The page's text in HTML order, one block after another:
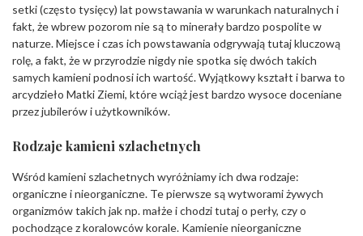
setki (często tysięcy) lat powstawania w warunkach naturalnych i
fakt, że wbrew pozorom nie są to minerały bardzo pospolite w
naturze. Miejsce i czas ich powstawania odgrywają tutaj kluczową
rolę, a fakt, że w przyrodzie nigdy nie spotka się dwóch takich
samych kamieni podnosi ich wartość. Wyjątkowy kształt i barwa to
arcydzieło Matki Ziemi, które wciąż jest bardzo wysoce doceniane
przez jubilerów i użytkowników.
Rodzaje kamieni szlachetnych
Wśród kamieni szlachetnych wyróżniamy ich dwa rodzaje:
organiczne i nieorganiczne. Te pierwsze są wytworami żywych
organizmów takich jak np. małże i chodzi tutaj o perły, czy o
pochodzące z koralowców korale. Kamienie nieorganiczne